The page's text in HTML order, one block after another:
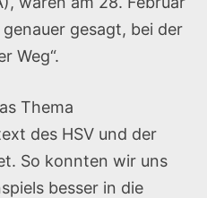
gesagt, bei der
Weg“.
Thema
des HSV und der
So konnten wir uns
besser in die